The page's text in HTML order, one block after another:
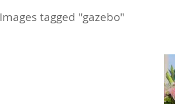
Images tagged "gazebo"